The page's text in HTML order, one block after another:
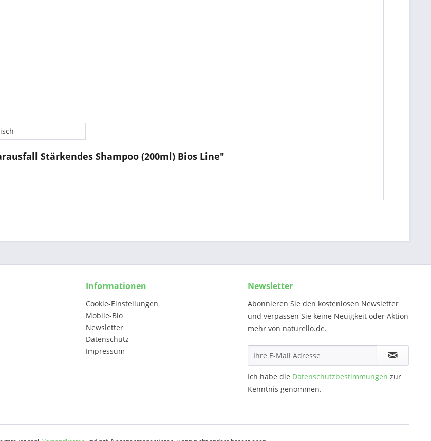
Stärkendes Shampoo (200ml) Bios Line"
Informationen
Cookie-Einstellungen
Mobile-Bio
Newsletter
Datenschutz
Impressum
Newsletter
Abonnieren Sie den kostenlosen Newsletter
und verpassen Sie keine Neuigkeit oder Aktion
mehr von naturello.de.
Ich habe die Datenschutzbestimmungen zur
Kenntnis genommen.